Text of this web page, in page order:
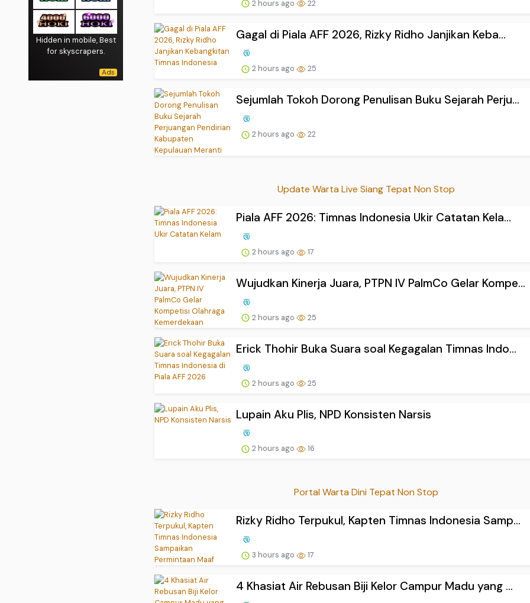
Hidden in mobile, Best
for skyscrapers.
2 hours ago 22
Gagal di Piala AFF 2026, Rizky Ridho Janjikan Keba...
2 hours ago 25
Sejumlah Tokoh Dorong Penulisan Buku Sejarah Perju...
2 hours ago 22
Update Warta Live Siang Tepat Non Stop
Piala AFF 2026: Timnas Indonesia Ukir Catatan Kela...
2 hours ago 17
Wujudkan Kinerja Juara, PTPN IV PalmCo Gelar Kompe...
2 hours ago 25
Erick Thohir Buka Suara soal Kegagalan Timnas Indo...
2 hours ago 25
Lupain Aku Plis, NPD Konsisten Narsis
2 hours ago 16
Portal Warta Dini Tepat Non Stop
Rizky Ridho Terpukul, Kapten Timnas Indonesia Samp...
3 hours ago 17
4 Khasiat Air Rebusan Biji Kelor Campur Madu yang ...